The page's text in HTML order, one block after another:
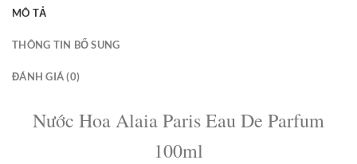
MÔ TẢ
THÔNG TIN BỔ SUNG
ĐÁNH GIÁ (0)
Nước Hoa Alaia Paris Eau De Parfum
100ml